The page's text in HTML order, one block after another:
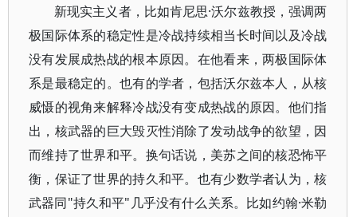
新现实主义者，比如肯尼思·沃尔兹教授，强调两
极国际体系的稳定性是冷战持续相当长时间以及冷战
没有发展成热战的根本原因。在他看来，两极国际体
系是最稳定的。也有的学者，包括沃尔兹本人，从核
威慑的视角来解释冷战没有变成热战的原因。他们指
出，核武器的巨大毁灭性消除了发动战争的欲望，因
而维持了世界和平。换句话说，美苏之间的核恐怖平
衡，保证了世界的持久和平。也有少数学者认为，核
武器同"持久和平"几乎没有什么关系。比如约翰·米勒